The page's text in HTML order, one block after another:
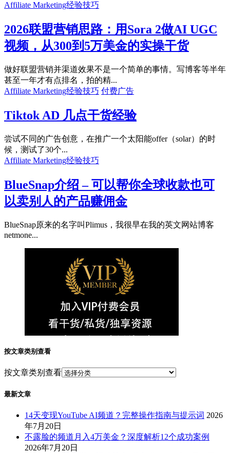
Affiliate Marketing经验技巧
2026联盟营销思路：用Sora 2做AI UGC
视频，从300到5万美金的实操干货
做好联盟营销并渠道效果不是一个简单的事情。写博客等半年
甚至一年才有点排名，拍的精...
Affiliate Marketing经验技巧 付费广告
Tiktok AD 几点干货经验
尝试不同的广告创意，在推广一个太阳能offer（solar）的时
候，测试了30个...
Affiliate Marketing经验技巧
BlueSnap介绍 – 可以帮你全球收款也可
以卖别人的产品赚佣金
BlueSnap原来的名字叫Plimus，我很早在我的英文网站博客
netmone...
按文章类别查看
按文章类别查看
最新文章
14天变现YouTube AI频道？完整操作指南与提示词 2026
年7月20日
不露脸的频道月入4万美金？深度解析12个成功案例
2026年7月20日